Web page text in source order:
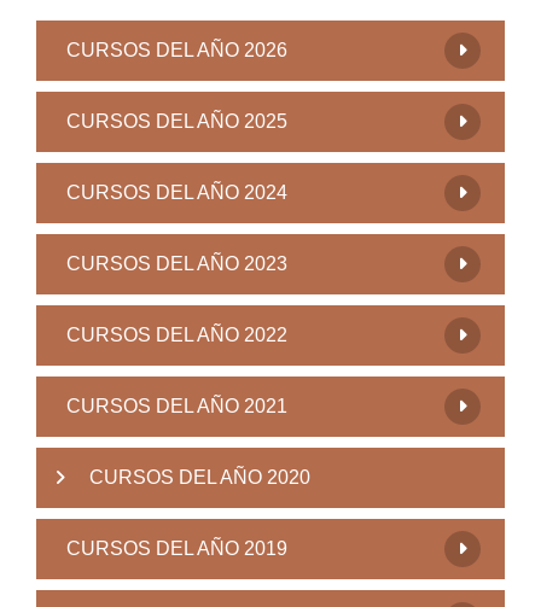
CURSOS DEL AÑO 2026
CURSOS DEL AÑO 2025
CURSOS DEL AÑO 2024
CURSOS DEL AÑO 2023
CURSOS DEL AÑO 2022
CURSOS DEL AÑO 2021
CURSOS DEL AÑO 2020
CURSOS DEL AÑO 2019